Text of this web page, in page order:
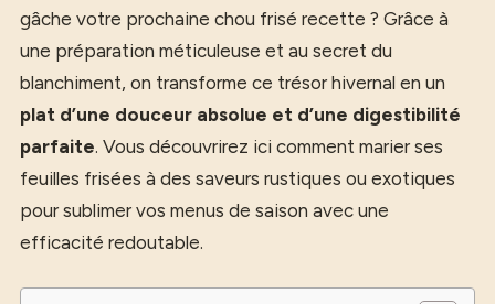
gâche votre prochaine chou frisé recette ? Grâce à
une préparation méticuleuse et au secret du
blanchiment, on transforme ce trésor hivernal en un
plat d’une douceur absolue et d’une digestibilité
parfaite. Vous découvrirez ici comment marier ses
feuilles frisées à des saveurs rustiques ou exotiques
pour sublimer vos menus de saison avec une
efficacité redoutable.